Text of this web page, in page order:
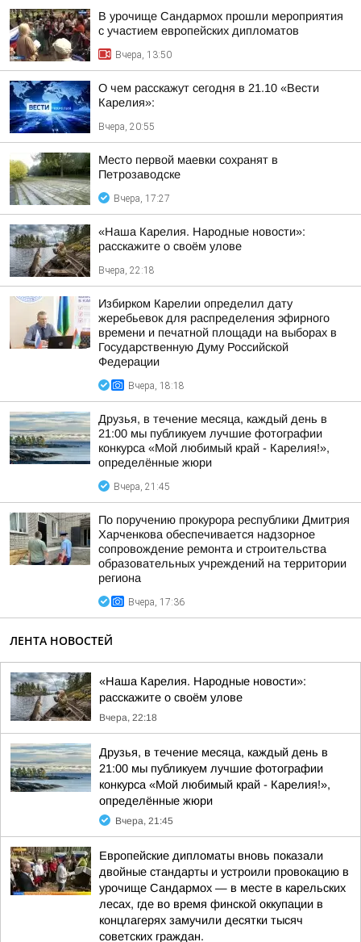
В урочище Сандармох прошли мероприятия
с участием европейских дипломатов
Вчера, 13:50
О чем расскажут сегодня в 21.10 «Вести
Карелия»:
Вчера, 20:55
Место первой маевки сохранят в
Петрозаводске
Вчера, 17:27
«Наша Карелия. Народные новости»:
расскажите о своём улове
Вчера, 22:18
Избирком Карелии определил дату
жеребьевок для распределения эфирного
времени и печатной площади на выборах в
Государственную Думу Российской
Федерации
Вчера, 18:18
Друзья, в течение месяца, каждый день в
21:00 мы публикуем лучшие фотографии
конкурса «Мой любимый край - Карелия!»,
определённые жюри
Вчера, 21:45
По поручению прокурора республики Дмитрия
Харченкова обеспечивается надзорное
сопровождение ремонта и строительства
образовательных учреждений на территории
региона
Вчера, 17:36
ЛЕНТА НОВОСТЕЙ
«Наша Карелия. Народные новости»:
расскажите о своём улове
Вчера, 22:18
Друзья, в течение месяца, каждый день в
21:00 мы публикуем лучшие фотографии
конкурса «Мой любимый край - Карелия!»,
определённые жюри
Вчера, 21:45
Европейские дипломаты вновь показали
двойные стандарты и устроили провокацию в
урочище Сандармох — в месте в карельских
лесах, где во время финской оккупации в
концлагерях замучили десятки тысяч
советских граждан.